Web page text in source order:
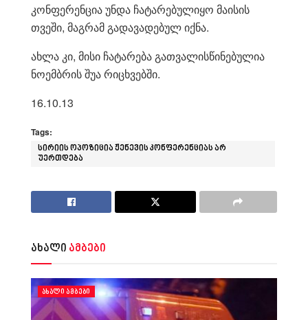
კონფერენცია უნდა ჩატარებულიყო მაისის
თვეში, მაგრამ გადავადებულ იქნა.
ახლა კი, მისი ჩატარება გათვალისწინებულია
ნოემბრის შუა რიცხვებში.
16.10.13
Tags:
სირიის ოპოზიცია ჟენევის კონფერენციას არ
უერთდება
ახალი ამბები
ᲐᲮᲐᲚᲘ ᲐᲛᲑᲔᲑᲘ